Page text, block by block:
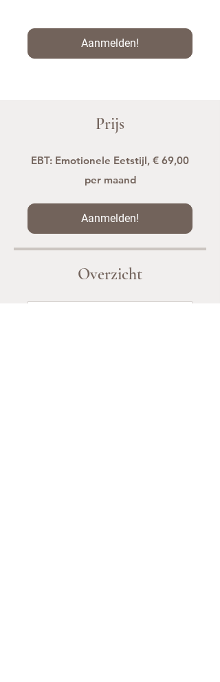
Aanmelden!
Prijs
EBT: Emotionele Eetstijl, € 69,00
per maand
Aanmelden!
Overzicht